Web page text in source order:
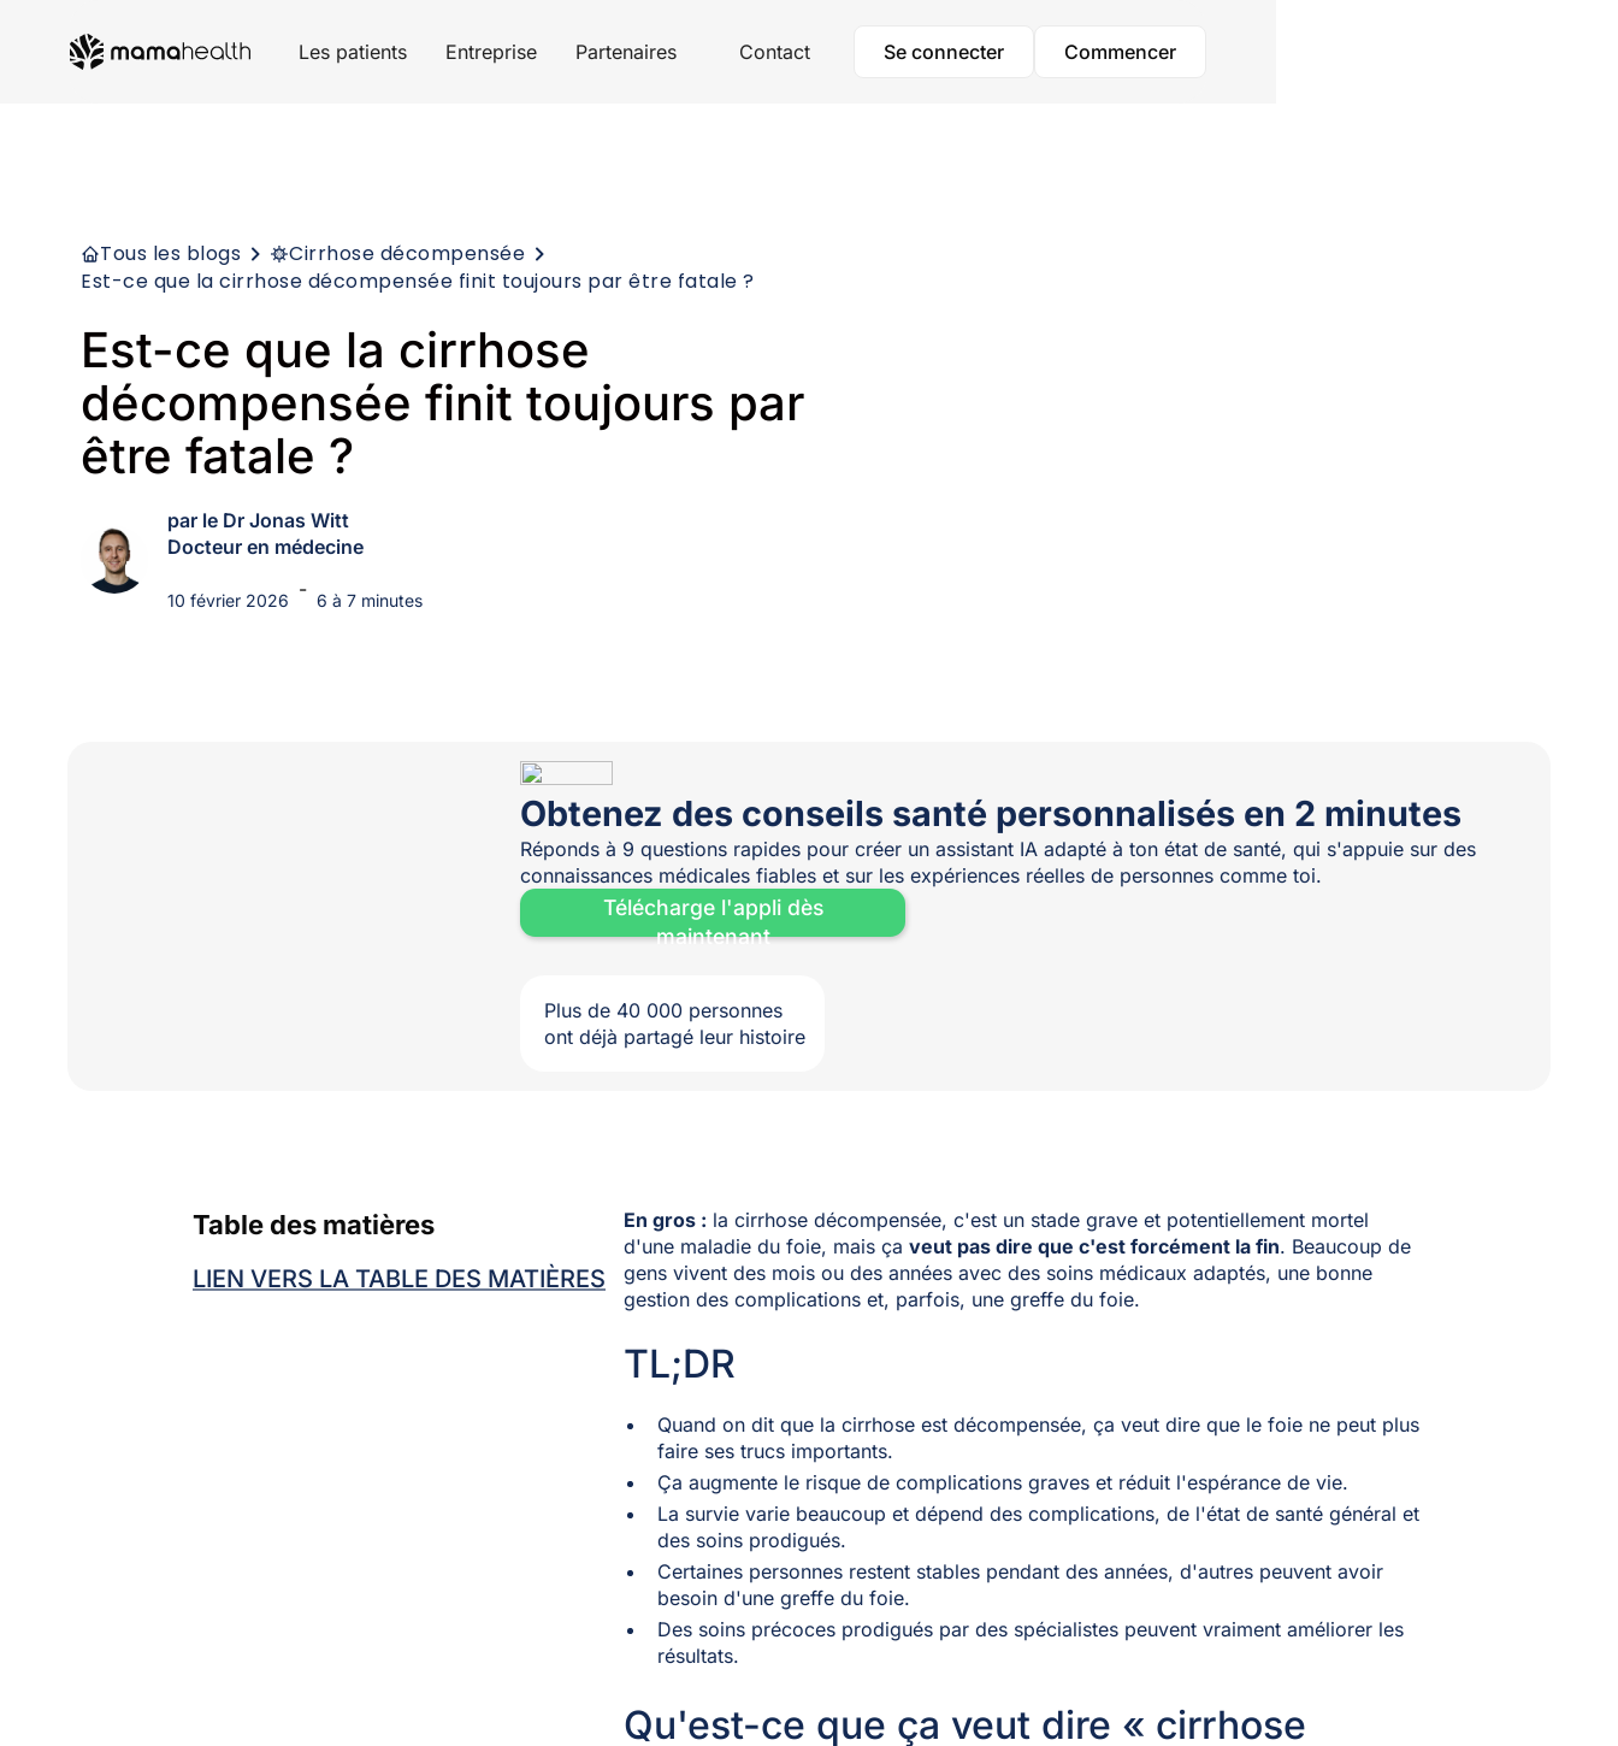
Les patients Entreprise Partenaires Contact Se connecter Commencer
Tous les blogs
Cirrhose décompensée
Est-ce que la cirrhose décompensée finit toujours par être fatale ?
Est-ce que la cirrhose
décompensée finit toujours par
être fatale ?
par le Dr Jonas Witt
Docteur en médecine
10 février 2026 - 6 à 7 minutes
Obtenez des conseils santé personnalisés en 2 minutes
Réponds à 9 questions rapides pour créer un assistant IA adapté à ton état de santé, qui s'appuie sur des
connaissances médicales fiables et sur les expériences réelles de personnes comme toi.
Télécharge l'appli dès
maintenant
Plus de 40 000 personnes
ont déjà partagé leur histoire
Table des matières
LIEN VERS LA TABLE DES MATIÈRES
En gros : la cirrhose décompensée, c'est un stade grave et potentiellement mortel
d'une maladie du foie, mais çaveut pas dire que c'est forcément la fin. Beaucoup de
gens vivent des mois ou des années avec des soins médicaux adaptés, une bonne
gestion des complications et, parfois, une greffe du foie.
TL;DR
Quand on dit que la cirrhose est décompensée, ça veut dire que le foie ne peut plus
faire ses trucs importants.
Ça augmente le risque de complications graves et réduit l'espérance de vie.
La survie varie beaucoup et dépend des complications, de l'état de santé général et
des soins prodigués.
Certaines personnes restent stables pendant des années, d'autres peuvent avoir
besoin d'une greffe du foie.
Des soins précoces prodigués par des spécialistes peuvent vraiment améliorer les
résultats.
Qu'est-ce que ça veut dire « cirrhose